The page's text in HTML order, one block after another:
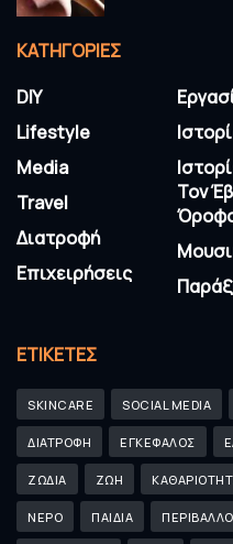
KΑΤΗΓΟΡΊΕΣ
DIY
Lifestyle
Media
Travel
Διατροφή
Επιχειρήσεις
Τον
ΕΤΙΚΈΤΕΣ
SKINCARE SOCIAL MEDIA
ΔΙΑΤΡΟΦΗ ΕΓΚΕΦΑΛΟΣ
ΖΩΔΙΑ ΖΩΗ
ΝΕΡΟ ΠΑΙΔΙΑ